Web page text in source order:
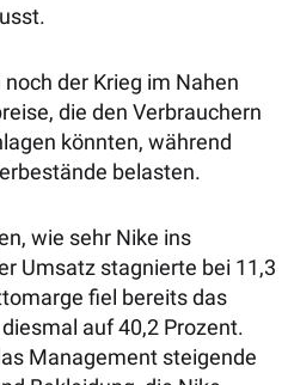
der Krieg im Nahen
die den Verbrauchern
könnten, während
belasten.
wie sehr Nike ins
Umsatz stagnierte bei 11,3
fiel bereits das
auf 40,2 Prozent.
Management steigende